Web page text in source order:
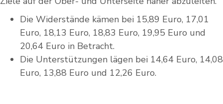
Die Widerstände kämen bei 15,89 Euro, 17,01
Euro, 18,13 Euro, 18,83 Euro, 19,95 Euro und
20,64 Euro in Betracht.
Die Unterstützungen lägen bei 14,64 Euro, 14,08
Euro, 13,88 Euro und 12,26 Euro.